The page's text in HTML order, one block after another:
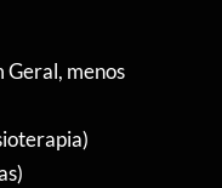
menos